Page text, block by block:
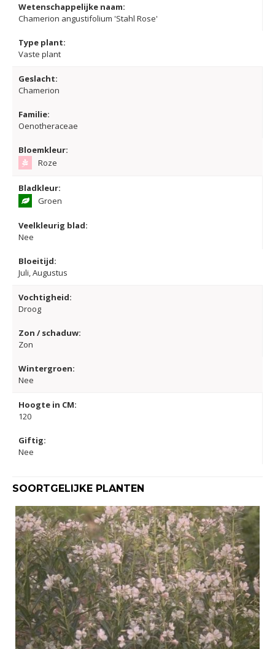
Wetenschappelijke naam:
Chamerion angustifolium 'Stahl Rose'
Type plant:
Vaste plant
Geslacht:
Chamerion
Familie:
Oenotheraceae
Bloemkleur:
Roze
Bladkleur:
Groen
Veelkleurig blad:
Nee
Bloeitijd:
Juli, Augustus
Vochtigheid:
Droog
Zon / schaduw:
Zon
Wintergroen:
Nee
Hoogte in CM:
120
Giftig:
Nee
SOORTGELIJKE PLANTEN